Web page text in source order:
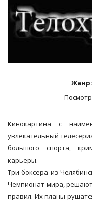
Жанр:
Кинокартина с
увлекательный
большого спорта,
карьеры.
Три боксера из
Чемпионат мира,
правил. Их планы